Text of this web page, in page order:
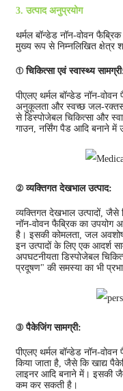
3. उत्पाद अनुप्रयोग
थर्मल बॉन्डेड नॉन-वोवन
मुख्य रूप से निम्नलिखित क्षेत्र
① चिकित्सा एवं स्वास्थ्य
पीएलए थर्मल बॉन्डेड नॉन-
अनुकूलता और स्वच्छ जल-
से डिस्पोजेबल चिकित्सा और
गाउन, नर्सिंग पैड आदि बनाने में
② व्यक्तिगत देखभाल उत्पाद:
व्यक्तिगत देखभाल उत्पादों, जैसे
नॉन-वोवन फैब्रिक का उपयोग
है। इसकी कोमलता, जल
इन उत्पादों के लिए एक आदर्श
अपघटनीयता डिस्पोजेबल
प्रदूषण" की समस्या का भी
③ पैकेजिंग सामग्री:
पीएलए थर्मल बॉन्डेड नॉन-
किया जाता है, जैसे कि खाद्य
लाइनर आदि बनाने में। इसकी
कम कर सकती है।